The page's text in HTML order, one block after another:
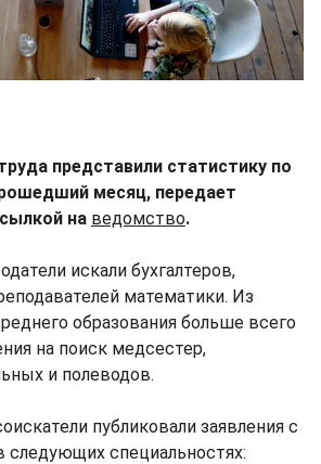
представили статистику по
месяц, передает
на ведомство.
искали бухгалтеров,
математики. Из
образования больше всего
на поиск медсестер,
и полеводов.
публиковали заявления с
следующих специальностях: